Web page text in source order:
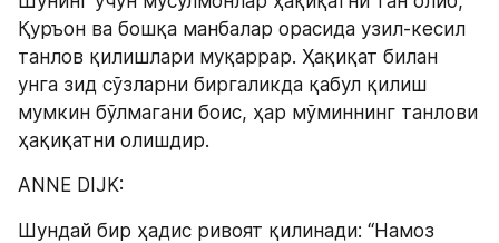
Қуръон ва бошқа манбалар орасида узил-кесил
танлов қилишлари муқаррар. Ҳақиқат билан
унга зид сўзларни биргаликда қабул қилиш
мумкин бўлмагани боис, ҳар мўминнинг танлови
ҳақиқатни олишдир.
ANNE DIJK:
Шундай бир ҳадис ривоят қилинади: “Намоз